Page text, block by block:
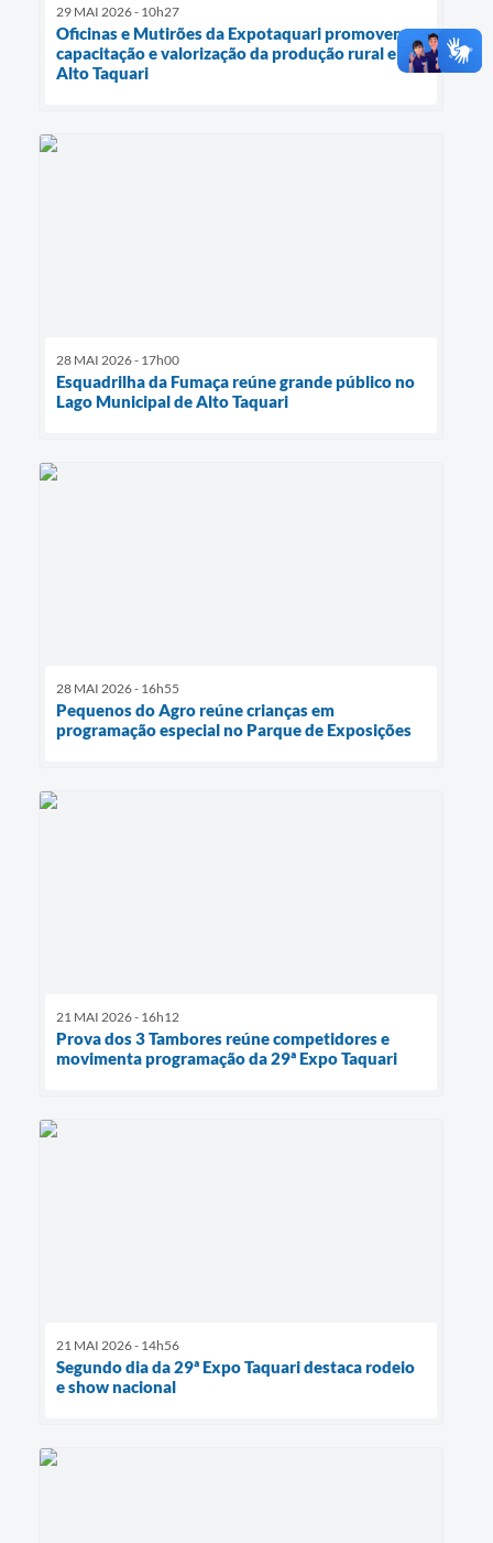
29 MAI 2026 - 10h27
Oficinas e Mutirões da Expotaquari promovem
capacitação e valorização da produção rural em
Alto Taquari
28 MAI 2026 - 17h00
Esquadrilha da Fumaça reúne grande público no
Lago Municipal de Alto Taquari
28 MAI 2026 - 16h55
Pequenos do Agro reúne crianças em
programação especial no Parque de Exposições
21 MAI 2026 - 16h12
Prova dos 3 Tambores reúne competidores e
movimenta programação da 29ª Expo Taquari
21 MAI 2026 - 14h56
Segundo dia da 29ª Expo Taquari destaca rodeio
e show nacional